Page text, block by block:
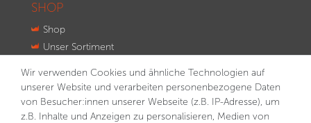
SHOP
Shop
Unser Sortiment
Kontakt
NEWSLETTER
Wir verwenden Cookies und ähnliche Technologien auf
unserer Website und verarbeiten personenbezogene Daten
von Besucher:innen unserer Webseite (z.B. IP-Adresse), um
z.B. Inhalte und Anzeigen zu personalisieren, Medien von